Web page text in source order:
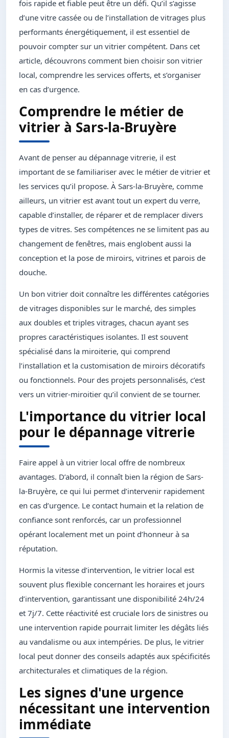
fois rapide et fiable peut être un défi. Qu’il s’agisse
d’une vitre cassée ou de l’installation de vitrages plus
performants énergétiquement, il est essentiel de
pouvoir compter sur un vitrier compétent. Dans cet
article, découvrons comment bien choisir son vitrier
local, comprendre les services offerts, et s’organiser
en cas d’urgence.
Comprendre le métier de
vitrier à Sars-la-Bruyère
Avant de penser au dépannage vitrerie, il est
important de se familiariser avec le métier de vitrier et
les services qu’il propose. À Sars-la-Bruyère, comme
ailleurs, un vitrier est avant tout un expert du verre,
capable d’installer, de réparer et de remplacer divers
types de vitres. Ses compétences ne se limitent pas au
changement de fenêtres, mais englobent aussi la
conception et la pose de miroirs, vitrines et parois de
douche.
Un bon vitrier doit connaître les différentes catégories
de vitrages disponibles sur le marché, des simples
aux doubles et triples vitrages, chacun ayant ses
propres caractéristiques isolantes. Il est souvent
spécialisé dans la miroiterie, qui comprend
l’installation et la customisation de miroirs décoratifs
ou fonctionnels. Pour des projets personnalisés, c’est
vers un vitrier-miroitier qu’il convient de se tourner.
L'importance du vitrier local
pour le dépannage vitrerie
Faire appel à un vitrier local offre de nombreux
avantages. D’abord, il connaît bien la région de Sars-
la-Bruyère, ce qui lui permet d’intervenir rapidement
en cas d’urgence. Le contact humain et la relation de
confiance sont renforcés, car un professionnel
opérant localement met un point d’honneur à sa
réputation.
Hormis la vitesse d’intervention, le vitrier local est
souvent plus flexible concernant les horaires et jours
d’intervention, garantissant une disponibilité 24h/24
et 7j/7. Cette réactivité est cruciale lors de sinistres ou
une intervention rapide pourrait limiter les dégâts liés
au vandalisme ou aux intempéries. De plus, le vitrier
local peut donner des conseils adaptés aux spécificités
architecturales et climatiques de la région.
Les signes d'une urgence
nécessitant une intervention
immédiate